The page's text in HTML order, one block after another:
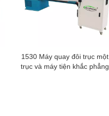
1530 Máy quay đôi trục một
trục và máy tiện khắc phẳng